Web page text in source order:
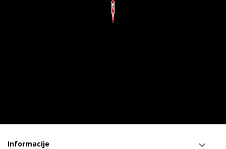
Informacije